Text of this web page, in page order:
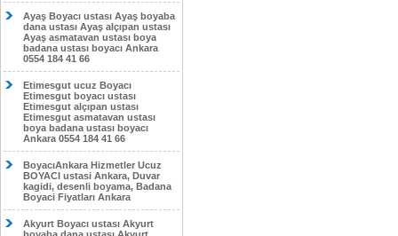
Ayaş Boyacı ustası Ayaş boyaba
dana ustası Ayaş alçıpan ustası
Ayaş asmatavan ustası boya
badana ustası boyacı Ankara
0554 184 41 66
Etimesgut ucuz Boyacı
Etimesgut boyacı ustası
Etimesgut alçıpan ustası
Etimesgut asmatavan ustası
boya badana ustası boyacı
Ankara 0554 184 41 66
BoyacıAnkara Hizmetler Ucuz
BOYACI ustasi Ankara, Duvar
kagidi, desenli boyama, Badana
Boyaci Fiyatları Ankara
Akyurt Boyacı ustası Akyurt